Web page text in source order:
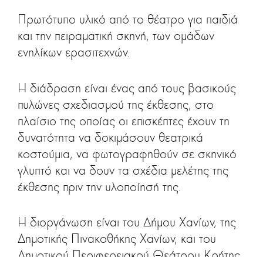
Πρωτότυπο υλικό από το θέατρο για παιδιά
και την πειραματική σκηνή, των ομάδων
ενηλίκων ερασιτεχνών.
Η διάδραση είναι ένας από τους βασικούς
πυλώνες σχεδιασμού της έκθεσης, στο
πλαίσιο της οποίας οι επισκέπτες έχουν τη
δυνατότητα να δοκιμάσουν θεατρικά
κοστούμια, να φωτογραφηθούν σε σκηνικό
γλυπτό και να δουν τα σχέδια μελέτης της
έκθεσης πριν την υλοποίησή της.
Η διοργάνωση είναι του Δήμου Χανίων, της
Δημοτικής Πινακοθήκης Χανίων, και του